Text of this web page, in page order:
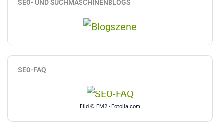
SEO- UND SUCHMASCHINENBLOGS
SEO-FAQ
Bild © FM2 - Fotolia.com